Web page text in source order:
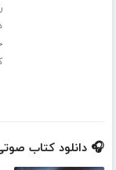
🎧 دانلود کتاب